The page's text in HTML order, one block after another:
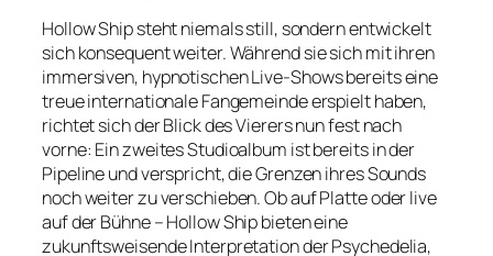
Hollow Ship steht niemals still, sondern entwickelt
sich konsequent weiter. Während sie sich mit ihren
immersiven, hypnotischen Live-Shows bereits eine
treue internationale Fangemeinde erspielt haben,
richtet sich der Blick des Vierers nun fest nach
vorne: Ein zweites Studioalbum ist bereits in der
Pipeline und verspricht, die Grenzen ihres Sounds
noch weiter zu verschieben. Ob auf Platte oder live
auf der Bühne – Hollow Ship bieten eine
zukunftsweisende Interpretation der Psychedelia,